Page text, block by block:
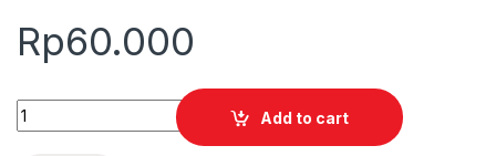
Rp60.000
Quantity
Add to cart